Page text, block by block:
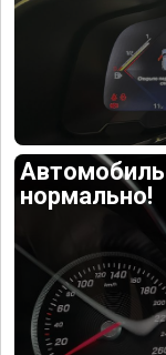
Автомобиль
нормально!